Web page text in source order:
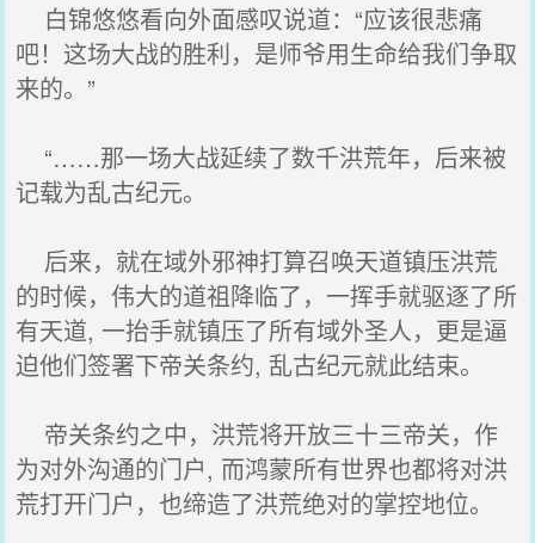
白锦悠悠看向外面感叹说道：“应该很悲痛
吧！这场大战的胜利，是师爷用生命给我们争取
来的。”
“……那一场大战延续了数千洪荒年，后来被
记载为乱古纪元。
后来，就在域外邪神打算召唤天道镇压洪荒
的时候，伟大的道祖降临了，一挥手就驱逐了所
有天道, 一抬手就镇压了所有域外圣人，更是逼
迫他们签署下帝关条约, 乱古纪元就此结束。
帝关条约之中，洪荒将开放三十三帝关，作
为对外沟通的门户, 而鸿蒙所有世界也都将对洪
荒打开门户，也缔造了洪荒绝对的掌控地位。